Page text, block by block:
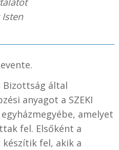
Isten
.
Bizottság által
anyagot a SZEKI
amelyet
fel. Elsőként a
fel, akik a